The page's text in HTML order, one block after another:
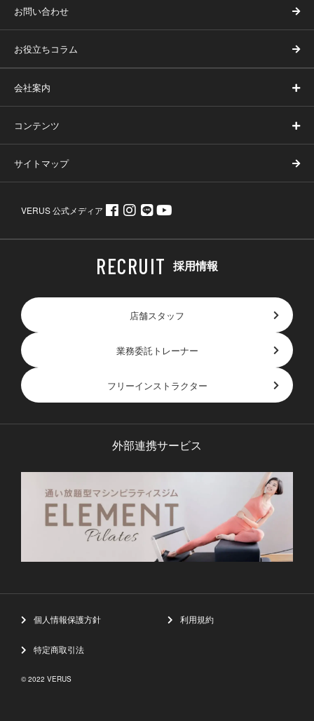
お問い合わせ
お役立ちコラム
会社案内
コンテンツ
サイトマップ
VERUS 公式メディア
採用情報
店舗スタッフ
業務委託トレーナー
フリーインストラクター
外部連携サービス
個人情報保護方針 利用規約
特定商取引法
© 2022 VERUS